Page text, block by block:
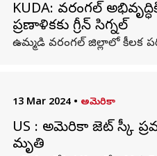
KUDA: వరంగల్
ప్రణాళికకు గ్రీన్ సిగ్నల్
ఉమ్మడి వరంగల్‌ జిల్లాలో కీలక
13 Mar 2024 • అమెరికా
US : అమెరికా జెట్ స్కీ
మృతి